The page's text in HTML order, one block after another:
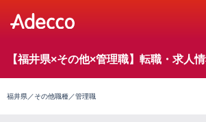
【福井県×その他×管理職】転職・求人
福井県／その他職種／管理職